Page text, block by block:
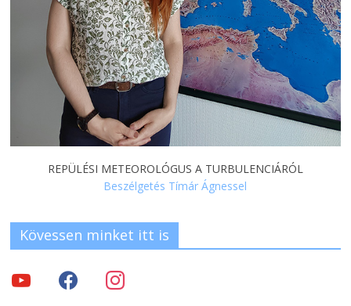
REPÜLÉSI METEOROLÓGUS A TURBULENCIÁRÓL
Beszélgetés Tímár Ágnessel
Kövessen minket itt is